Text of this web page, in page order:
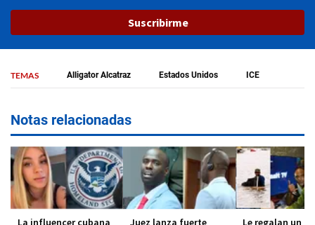
Suscribirme
TEMAS Alligator Alcatraz Estados Unidos ICE
Notas relacionadas
La influencer cubana
Juez lanza fuerte
Le regalan un